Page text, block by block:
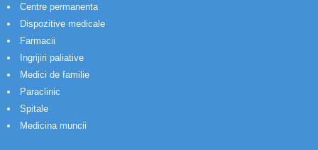
Centre permanenta
Dispozitive medicale
Farmacii
Ingrijiri paliative
Medici de familie
Paraclinic
Spitale
Medicina muncii